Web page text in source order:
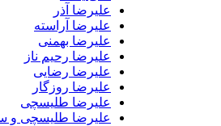
علیرضا آذر
علیرضا آراسته
علیرضا بهمنی
علیرضا رحیم ناز
علیرضا رضایی
علیرضا روزگار
علیرضا طلیسچی
علیرضا طلیسچی و سعید آتانی